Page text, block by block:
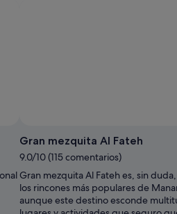
gratuita
de
Laura
Onstot
Gran mezquita Al Fateh
9.0/10 (115 comentarios)
Gran mezquita Al Fateh es, sin
los rincones más populares de
aunque este destino esconde